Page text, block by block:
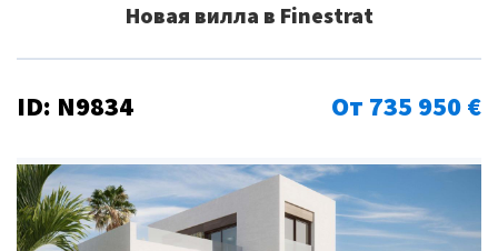
Новая вилла в Finestrat
ID: N9834 От 735 950 €